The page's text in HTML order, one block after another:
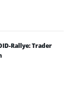
Rallye: Trader